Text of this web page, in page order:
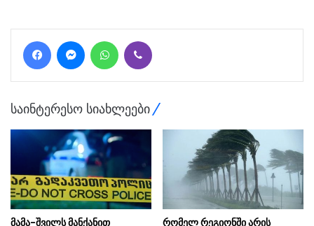
FacebookMessengerWhatsApp
საინტერესო სიახლეები
მამა-შვილს მანქანით
რომელ რეგიონში არის